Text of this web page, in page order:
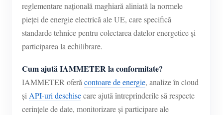
reglementare națională maghiară aliniată la normele
pieței de energie electrică ale UE, care specifică
standarde tehnice pentru colectarea datelor energetice și
participarea la echilibrare.
Cum ajută IAMMETER la conformitate?
IAMMETER oferăcontoare de energie, analize în cloud
șiAPI-uri deschisecare ajută întreprinderile să respecte
cerințele de date, monitorizare și participare ale